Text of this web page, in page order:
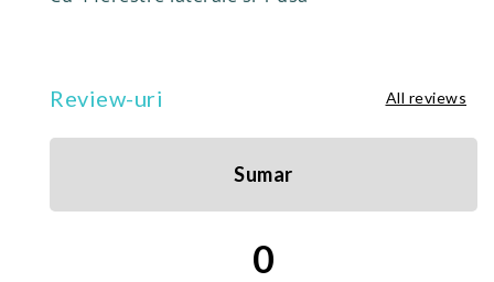
Review-uri All reviews
Sumar
0